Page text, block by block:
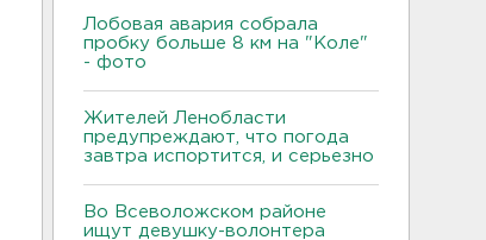
Лобовая авария собрала
пробку больше 8 км на "Коле"
- фото
Жителей Ленобласти
предупреждают, что погода
завтра испортится, и серьезно
Во Всеволожском районе
ищут девушку-волонтера